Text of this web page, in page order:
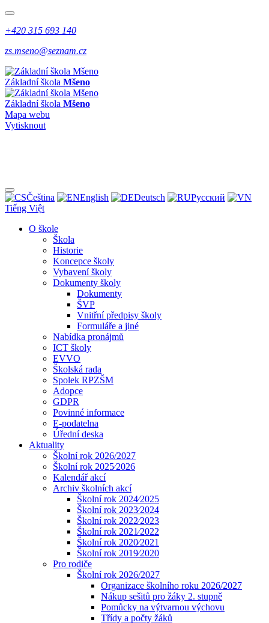
+420 315 693 140
zs.mseno@seznam.cz
Základní škola Mšeno
Základní škola Mšeno
Mapa webu
Vytisknout
Čeština English Deutsch
Pусский
Tiếng Việt
O škole
Škola
Historie
Koncepce školy
Vybavení školy
Dokumenty školy
Dokumenty
ŠVP
Vnitřní předpisy školy
Formuláře a jiné
Nabídka pronájmů
ICT školy
EVVO
Školská rada
Spolek RPZŠM
Adopce
GDPR
Povinné informace
E-podatelna
Úřední deska
Aktuality
Školní rok 2026/2027
Školní rok 2025⁄2026
Kalendář akcí
Archiv školních akcí
Školní rok 2024⁄2025
Školní rok 2023⁄2024
Školní rok 2022⁄2023
Školní rok 2021⁄2022
Školní rok 2020⁄2021
Školní rok 2019⁄2020
Pro rodiče
Školní rok 2026/2027
Organizace školního roku 2026/2027
Nákup sešitů pro žáky 2. stupně
Pomůcky na výtvarnou výchovu
Třídy a počty žáků